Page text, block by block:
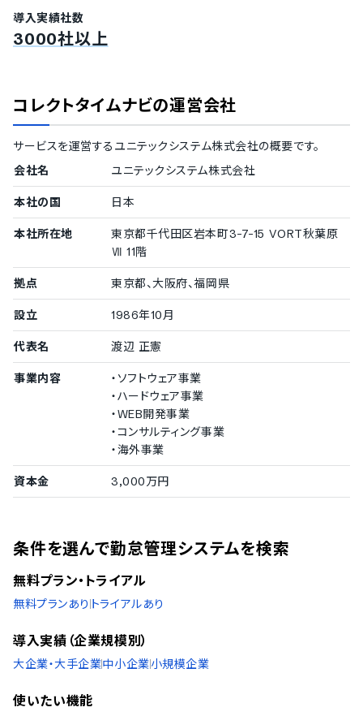
インドネシア語
ベトナム語
IT導入補助金
デバイス対応
スマホアプリ（Android）対応
モバイルブラウザ（スマホブラウザ）対応
タブレット対応
導入実績社数
3000社以上
コレクトタイムナビの運営会社
サービスを運営する ユニテックシステム株式会社の概要です。
会社名
ユニテックシステム株式会社
本社の国 日本
本社所在地
東京都千代田区岩本町3-7-15 VORT秋葉原
Ⅶ 11階
拠点 東京都、大阪府、福岡県
設立 1986年10月
代表名 渡辺 正憲
事業内容
・ソフトウェア事業
・ハードウェア事業
・WEB開発事業
・コンサルティング事業
・海外事業
資本金 3,000万円
条件を選んで勤怠管理システムを検索
無料プラン・トライアル
無料プランあり トライアルあり
導入実績（企業規模別）
大企業・大手企業中小企業小規模企業
使いたい機能